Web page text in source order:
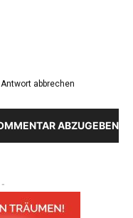
Antwort abbrechen
ABZUGEBEN
-